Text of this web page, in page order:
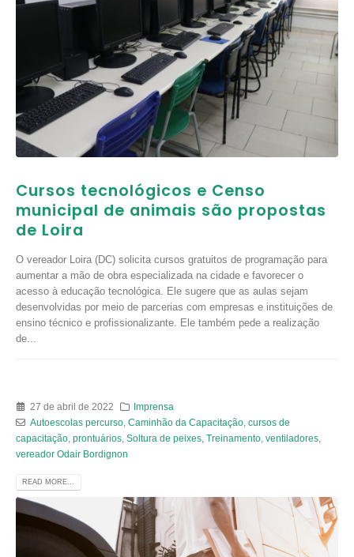
Cursos tecnológicos e Censo
municipal de animais são propostas
de Loira
O vereador Loira (DC) solicita cursos gratuitos de programação para
aumentar a mão de obra especializada na cidade e favorecer o
acesso à educação tecnológica. Ele sugere que as aulas sejam
desenvolvidas por meio de parcerias com empresas e instituições de
ensino técnico e profissionalizante. Ele também pede a realização
de...
27 de abril de 2022
Imprensa
Autoescolas percurso, Caminhão da Capacitação, cursos de
capacitação prontuários Soltura de peixes Treinamento ventiladores
vereador Odair Bordignon
READ MORE...